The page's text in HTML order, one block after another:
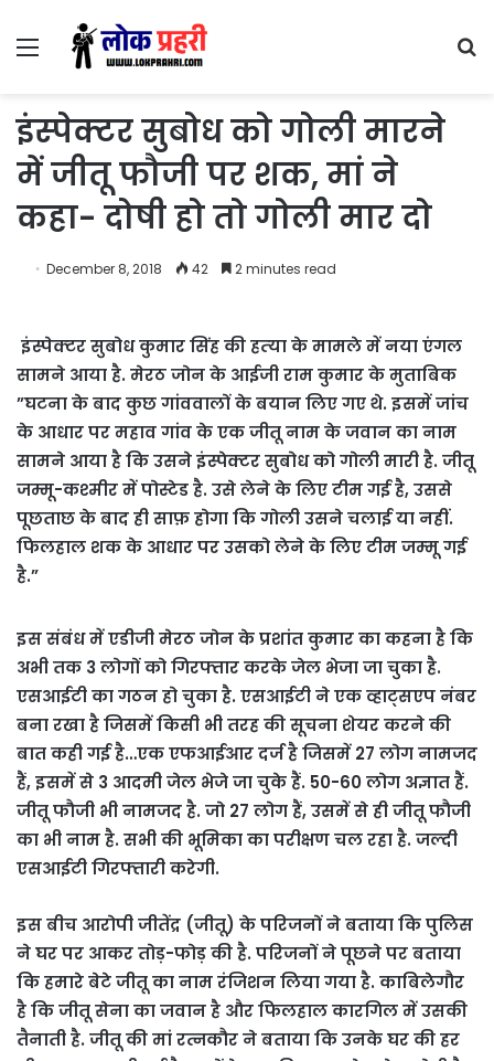
Menu
इंस्‍पेक्‍टर सुबोध को गोली मारने
में जीतू फौजी पर शक, मां ने
कहा- दोषी हो तो गोली मार दो
December 8, 2018 42 2 minutes read
इंस्‍पेक्‍टर सुबोध कुमार सिंह की हत्‍या के मामले में नया एंगल
सामने आया है. मेरठ जोन के आईजी राम कुमार के मुताबिक
”घटना के बाद कुछ गांववालों के बयान लिए गए थे. इसमें जांच
के आधार पर महाव गांव के एक जीतू नाम के जवान का नाम
सामने आया है कि उसने इंस्पेक्टर सुबोध को गोली मारी है. जीतू
जम्मू-कश्मीर में पोस्टेड है. उसे लेने के लिए टीम गई है, उससे
पूछताछ के बाद ही साफ़ होगा कि गोली उसने चलाई या नहीं.
फिलहाल शक के आधार पर उसको लेने के लिए टीम जम्‍मू गई
है.”
इस संबंध में एडीजी मेरठ जोन के प्रशांत कुमार का कहना है कि
अभी तक 3 लोगों को गिरफ्तार करके जेल भेजा जा चुका है.
एसआईटी का गठन हो चुका है. एसआईटी ने एक व्हाट्सएप नंबर
बना रखा है जिसमें किसी भी तरह की सूचना शेयर करने की
बात कही गई है…एक एफआईआर दर्ज है जिसमें 27 लोग नामजद
हैं, इसमें से 3 आदमी जेल भेजे जा चुके हैं. 50-60 लोग अज्ञात हैं.
जीतू फौजी भी नामजद है. जो 27 लोग हैं, उसमें से ही जीतू फौजी
का भी नाम है. सभी की भूमिका का परीक्षण चल रहा है. जल्दी
एसआईटी गिरफ्तारी करेगी.
इस बीच आरोपी जीतेंद्र (जीतू) के परिजनों ने बताया कि पुलिस
ने घर पर आकर तोड़-फोड़ की है. परिजनों ने पूछने पर बताया
कि हमारे बेटे जीतू का नाम रंजिशन लिया गया है. काबिलेगौर
है कि जीतू सेना का जवान है और फिलहाल कारगिल में उसकी
तैनाती है. जीतू की मां रत्नकौर ने बताया कि उनके घर की हर